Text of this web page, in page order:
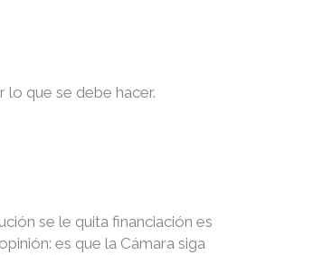
que se debe hacer.
se le quita financiación es
es que la Cámara siga